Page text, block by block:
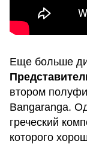
Еще больше
втором
Bangaranga.
греческий
которого